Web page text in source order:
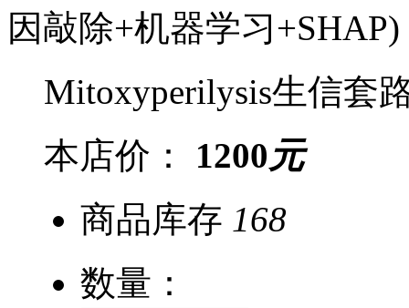
因敲除+机器学习+SHAP)
Mitoxyperilysis生信套
本店价：
1200元
商品库存 168
数量：